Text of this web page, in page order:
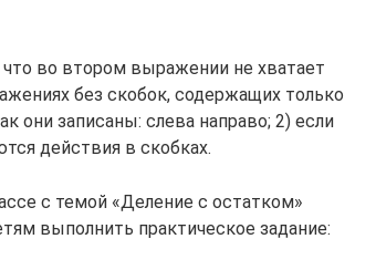
во втором выражении не хватает
без скобок, содержащих только
они записаны: слева направо; 2) если
действия в скобках.
с темой «Деление с остатком»
выполнить практическое задание: